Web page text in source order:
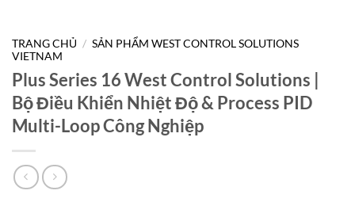
TRANG CHỦ / SẢN PHẨM WEST CONTROL SOLUTIONS
VIETNAM
Plus Series 16 West Control Solutions |
Bộ Điều Khiển Nhiệt Độ & Process PID
Multi-Loop Công Nghiệp